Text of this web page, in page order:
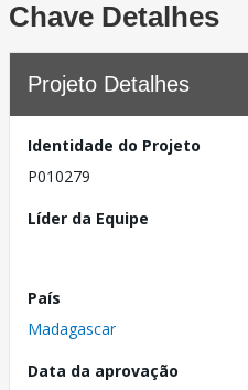
Chave Detalhes
Projeto Detalhes
Identidade do Projeto
P010279
Líder da Equipe
País
Madagascar
Data da aprovação